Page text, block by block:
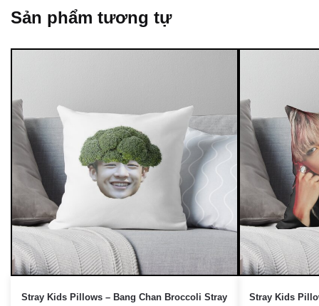
Sản phẩm tương tự
Stray Kids Pillows – Bang Chan Broccoli Stray
Stray Kids